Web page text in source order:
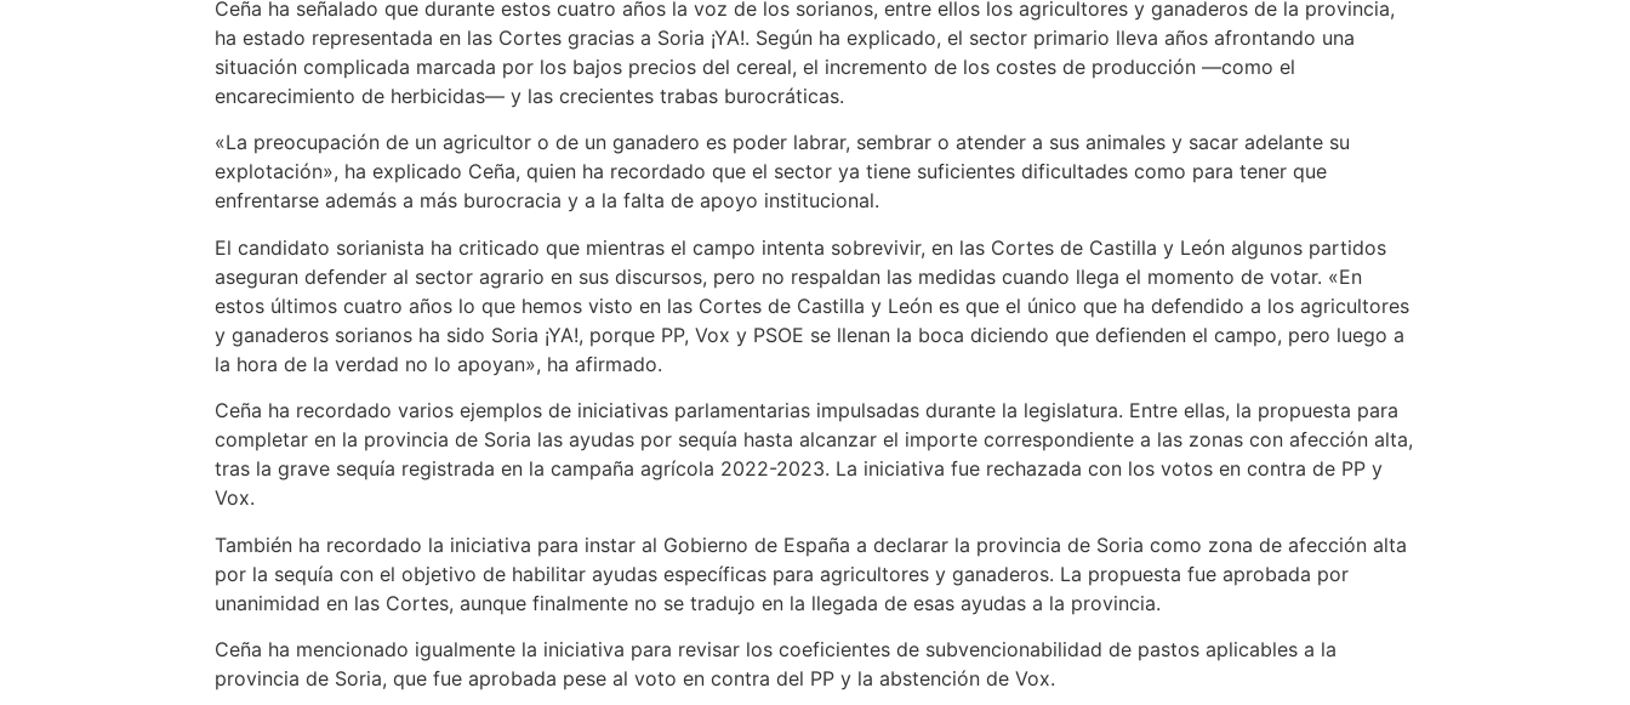
Ceña ha señalado que durante estos cuatro años la voz de los sorianos, entre ellos los agricultores y ganaderos de la provincia,
ha estado representada en las Cortes gracias a Soria ¡YA!. Según ha explicado, el sector primario lleva años afrontando una
situación complicada marcada por los bajos precios del cereal, el incremento de los costes de producción —como el
encarecimiento de herbicidas— y las crecientes trabas burocráticas.
«La preocupación de un agricultor o de un ganadero es poder labrar, sembrar o atender a sus animales y sacar adelante su
explotación», ha explicado Ceña, quien ha recordado que el sector ya tiene suficientes dificultades como para tener que
enfrentarse además a más burocracia y a la falta de apoyo institucional.
El candidato sorianista ha criticado que mientras el campo intenta sobrevivir, en las Cortes de Castilla y León algunos partidos
aseguran defender al sector agrario en sus discursos, pero no respaldan las medidas cuando llega el momento de votar. «En
estos últimos cuatro años lo que hemos visto en las Cortes de Castilla y León es que el único que ha defendido a los agricultores
y ganaderos sorianos ha sido Soria ¡YA!, porque PP, Vox y PSOE se llenan la boca diciendo que defienden el campo, pero luego a
la hora de la verdad no lo apoyan», ha afirmado.
Ceña ha recordado varios ejemplos de iniciativas parlamentarias impulsadas durante la legislatura. Entre ellas, la propuesta para
completar en la provincia de Soria las ayudas por sequía hasta alcanzar el importe correspondiente a las zonas con afección alta,
tras la grave sequía registrada en la campaña agrícola 2022-2023. La iniciativa fue rechazada con los votos en contra de PP y
Vox.
También ha recordado la iniciativa para instar al Gobierno de España a declarar la provincia de Soria como zona de afección alta
por la sequía con el objetivo de habilitar ayudas específicas para agricultores y ganaderos. La propuesta fue aprobada por
unanimidad en las Cortes, aunque finalmente no se tradujo en la llegada de esas ayudas a la provincia.
Ceña ha mencionado igualmente la iniciativa para revisar los coeficientes de subvencionabilidad de pastos aplicables a la
provincia de Soria, que fue aprobada pese al voto en contra del PP y la abstención de Vox.